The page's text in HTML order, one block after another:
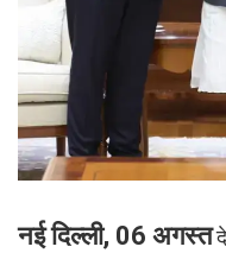
नई दिल्ली, 06 अगस्त